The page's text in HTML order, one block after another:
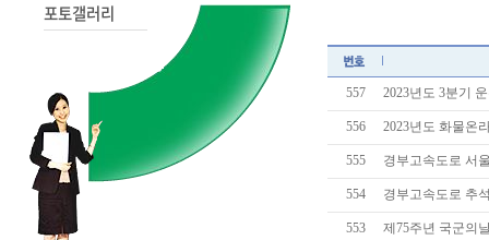
포토갤러리
557 2023년도 3분기
556 2023년도 화물온
555 경부고속도로 서
554 경부고속도로 추
553 제75주년 국군의